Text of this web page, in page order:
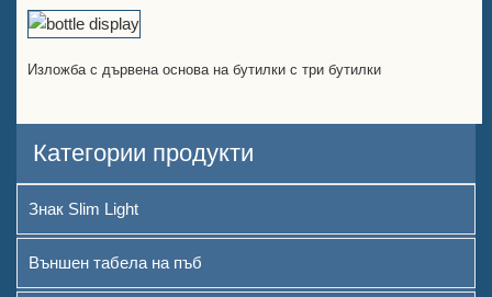
Изложба с дървена основа на бутилки с три бутилки
Категории продукти
Знак Slim Light
Външен табела на пъб